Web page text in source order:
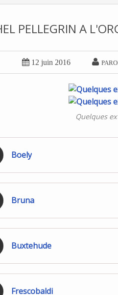
PELLEGRIN A
 12 juin 2016 
Quelques
Boely
Bruna
Buxtehude
Frescobaldi